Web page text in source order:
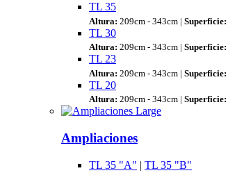
TL 35
Altura: 209cm - 343cm | Superficie:
TL 30
Altura: 209cm - 343cm | Superficie:
TL 23
Altura: 209cm - 343cm | Superficie:
TL 20
Altura: 209cm - 343cm | Superficie:
Ampliaciones
TL 35 "A" | TL 35 "B"